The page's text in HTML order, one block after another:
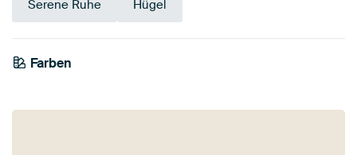
Serene Ruhe Hügel
Farben
Anthrazit
Teal